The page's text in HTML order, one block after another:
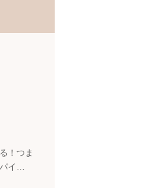
！つま
イ…